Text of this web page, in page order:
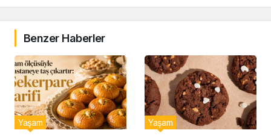
Benzer Haberler
Yaşam Yaşam